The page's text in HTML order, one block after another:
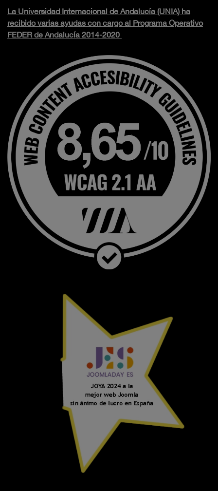
La Universidad Internacional de Andalucía (UNIA) ha
recibido varias ayudas con cargo al Programa Operativo
FEDER de Andalucía 2014-2020